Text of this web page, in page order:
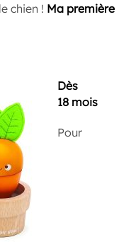
chien ! Ma première
Dès
18 mois
Pour